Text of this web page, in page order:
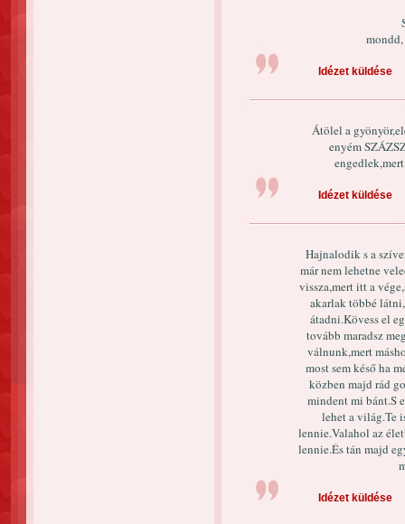
Idézet küldése
Átölel a
enyém
Idézet küldése
Hajnalodik s a
már nem lehetne
vissza,mert itt a
akarlak többé
átadni.Kövess el
tovább maradsz
válnunk,mert
most sem késő ha
közben majd rád
mindent mi bánt.S
lehet a világ.Te
lennie.Valahol az
lennie.És tán majd
Idézet küldése